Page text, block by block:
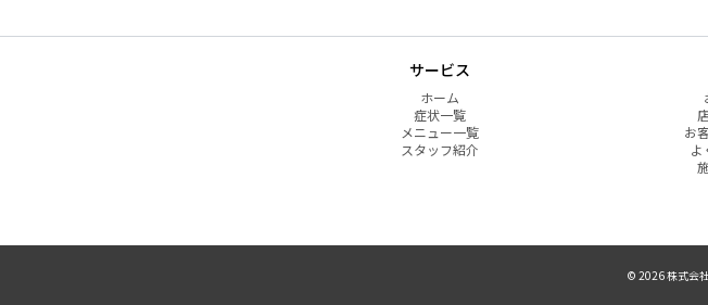
サービス
ホーム
症状一覧
メニュー一覧
スタッフ紹介
お
よ
© 2026 株式会